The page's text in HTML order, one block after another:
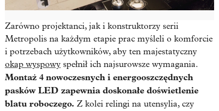
Zarówno projektanci, jak i konstruktorzy serii
Metropolis na każdym etapie prac myśleli o komforcie
i potrzebach użytkowników, aby ten majestatyczny
okap wyspowy spełnił ich najsurowsze wymagania.
Montaż 4 nowoczesnych i energooszczędnych
pasków LED zapewnia doskonałe doświetlenie
blatu roboczego. Z kolei relingi na utensylia, czy